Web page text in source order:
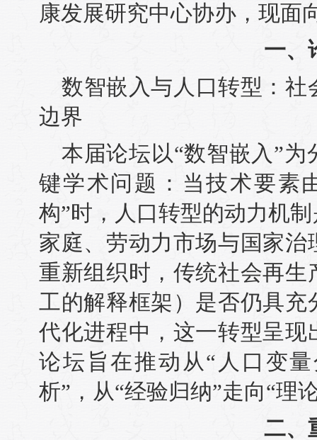
康发展研究中心协办，现面
一、
数智嵌入与人口转型：
边界
本届论坛以“数智嵌入”
键学术问题：当技术要素
构”时，人口转型的动力机
家庭、劳动力市场与国家
重新组织时，传统社会再
工的解释框架）是否仍具
代化进程中，这一转型呈
论坛旨在推动从“人口变
析”，从“经验归纳”走向“理
二、